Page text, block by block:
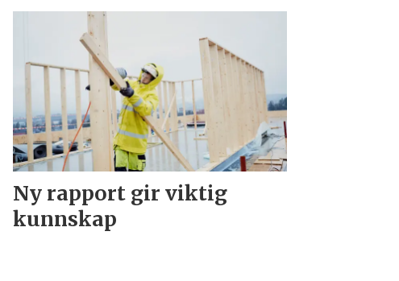
Ny rapport gir viktig
kunnskap